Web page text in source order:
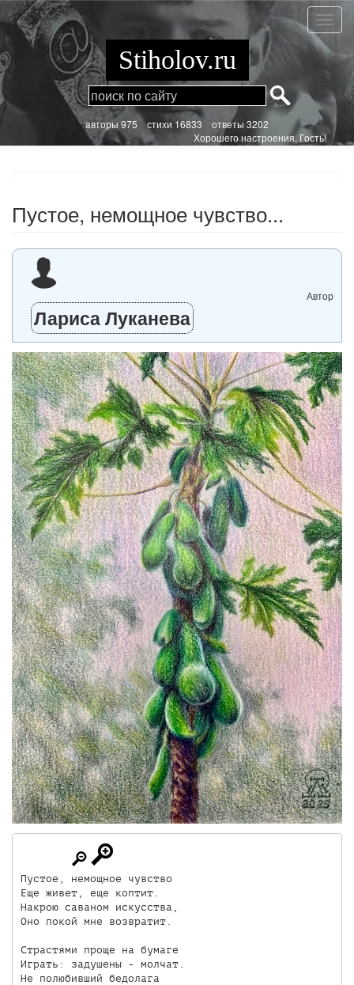
Перейти
к
основному
содержанию
Stiholov.ru
aвторы 975стихи 16833 ответы 3202
Хорошего настроения, Гость!
Пустое, немощное чувство...
Автор
Лариса Луканева
Пустое, немощное чувство
Еще живет, еще коптит.
Накрою саваном искусства,
Оно покой мне возвратит.
Страстями проще на бумаге
Играть: задушены - молчат.
Не полюбивший бедолага